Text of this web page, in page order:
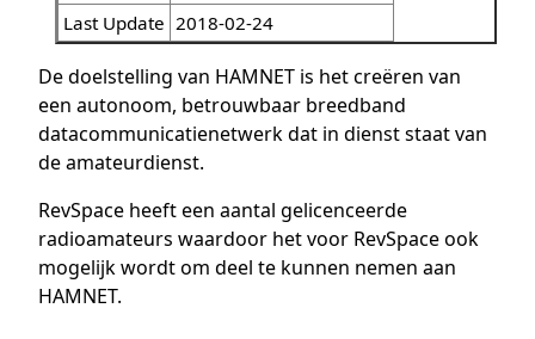
Last Update 2018-02-24
De doelstelling van HAMNET is het creëren van
een autonoom, betrouwbaar breedband
datacommunicatienetwerk dat in dienst staat van
de amateurdienst.
RevSpace heeft een aantal gelicenceerde
radioamateurs waardoor het voor RevSpace ook
mogelijk wordt om deel te kunnen nemen aan
HAMNET.